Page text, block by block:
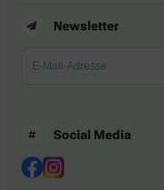
Newsletter
Social Media